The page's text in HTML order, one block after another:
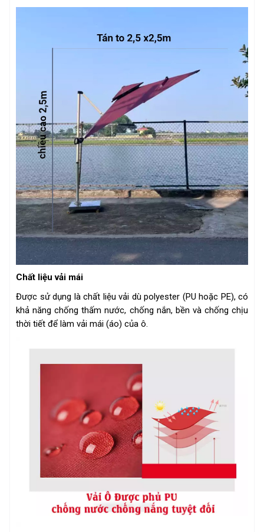
Chất liệu vải mái
Được sử dụng là chất liệu vải dù polyester (PU hoặc PE), có
khả năng chống thấm nước, chống nắn, bền và chống chịu
thời tiết để làm vải mái (áo) của ô.